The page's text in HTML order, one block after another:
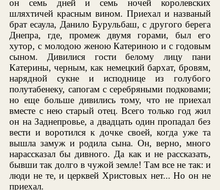
он семь дней и семь ночей королевских
шляхтичей красным вином. Приехал и названый
брат есаула, Данило Бурульбаш, с другого берега
Днепра, где, промеж двумя горами, был его
хутор, с молодою женою Катериною и с годовым
сыном. Дивилися гости белому лицу пани
Катерины, черным, как немецкий бархат, бровям,
нарядной сукне и исподнице из голубого
полутабенеку, сапогам с серебряными подковами;
но еще больше дивились тому, что не приехал
вместе с нею старый отец. Всего только год жил
он на Заднепровье, а двадцать один пропадал без
вести и воротился к дочке своей, когда уже та
вышла замуж и родила сына. Он, верно, много
нарассказал бы дивного. Да как и не рассказать,
бывши так долго в чужой земле! Там все не так: и
люди не те, и церквей Христовых нет... Но он не
приехал.